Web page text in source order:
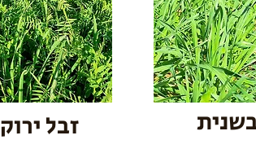
זבל ירוק